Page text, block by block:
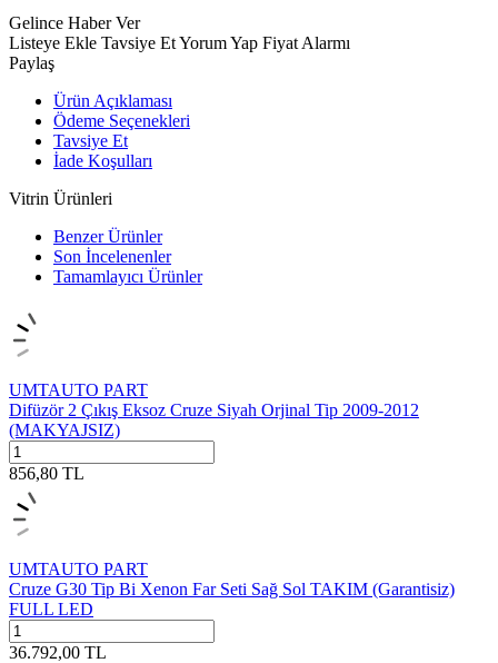
Gelince Haber Ver
Listeye Ekle Tavsiye EtYorum Yap Fiyat Alarmı
Paylaş
Ürün Açıklaması
Ödeme Seçenekleri
Tavsiye Et
İade Koşulları
Vitrin Ürünleri
Benzer Ürünler
Son İncelenenler
Tamamlayıcı Ürünler
UMTAUTO PART
Difüzör 2 Çıkış Eksoz Cruze Siyah Orjinal Tip 2009-2012
(MAKYAJSIZ)
856,80 TL
UMTAUTO PART
Cruze G30 Tip Bi Xenon Far Seti Sağ Sol TAKIM (Garantisiz)
FULL LED
36.792,00 TL